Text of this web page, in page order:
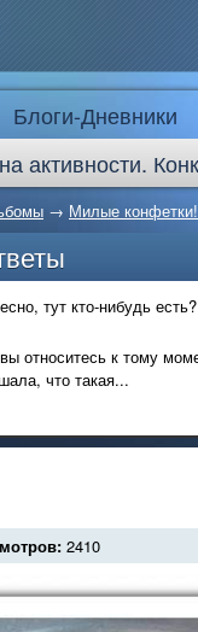
Блоги-Дневники
активности.
→ Милые
тут кто-нибудь есть?
относитесь к тому
что такая...
2410